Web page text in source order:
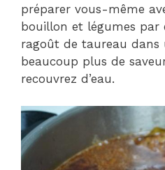
préparer vous-même
bouillon et légumes par
ragoût de taureau dans
beaucoup plus de
recouvrez d’eau.